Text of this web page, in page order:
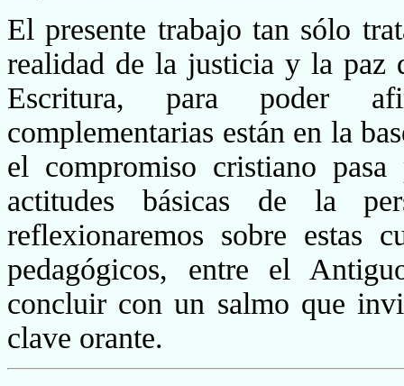
El presente trabajo tan sólo
realidad de la justicia y la paz
Escritura, para poder
complementarias están en la
el compromiso cristiano
actitudes básicas de la
reflexionaremos sobre estas
pedagógicos, entre el
concluir con un salmo que
clave orante.